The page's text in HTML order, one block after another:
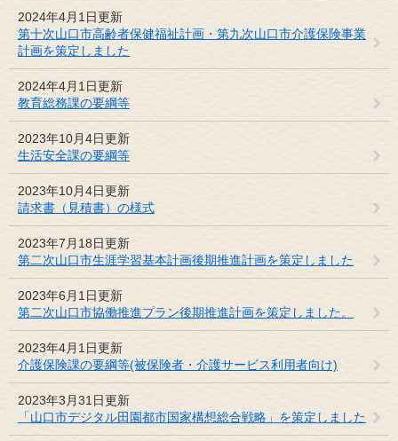
2024年4月1日更新
第十次山口市高齢者保健福祉計画・第九次山口市介護保険事業
計画を策定しました
2024年4月1日更新
教育総務課の要綱等
2023年10月4日更新
生活安全課の要綱等
2023年10月4日更新
請求書（見積書）の様式
2023年7月18日更新
第二次山口市生涯学習基本計画後期推進計画を策定しました
2023年6月1日更新
第二次山口市協働推進プラン後期推進計画を策定しました。
2023年4月1日更新
介護保険課の要綱等(被保険者・介護サービス利用者向け)
2023年3月31日更新
「山口市デジタル田園都市国家構想総合戦略」を策定しました